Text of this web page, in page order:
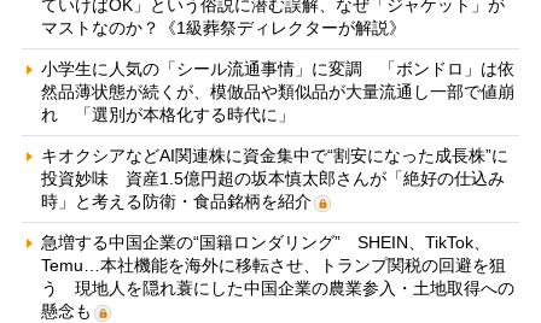
ていけばOK」という俗説に潜む誤解、なぜ「ジャケット」が
マストなのか？《1級葬祭ディレクターが解説》
小学生に人気の「シール流通事情」に変調 「ボンドロ」は依
然品薄状態が続くが、模倣品や類似品が大量流通し一部で値崩
れ 「選別が本格化する時代に」
キオクシアなどAI関連株に資金集中で“割安になった成長株”に
投資妙味 資産1.5億円超の坂本慎太郎さんが「絶好の仕込み
時」と考える防衛・食品銘柄を紹介
急増する中国企業の“国籍ロンダリング” SHEIN、TikTok、
Temu…本社機能を海外に移転させ、トランプ関税の回避を狙
う 現地人を隠れ蓑にした中国企業の農業参入・土地取得への
懸念も